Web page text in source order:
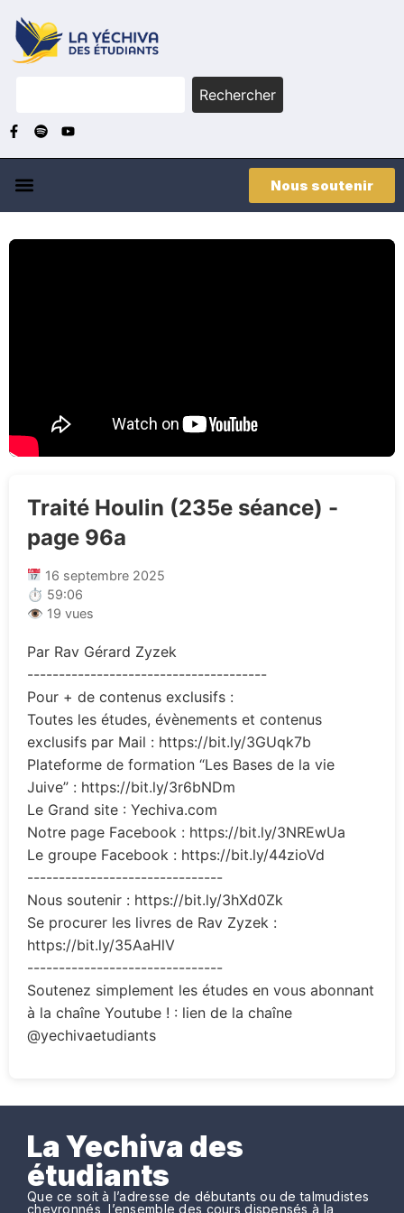
Rechercher
Nous soutenir
Traité Houlin (235e séance) -
page 96a
16 septembre 2025
⏱ 59:06
👁 19 vues
Par Rav Gérard Zyzek
--------------------------------------
Pour + de contenus exclusifs :
Toutes les études, évènements et contenus
exclusifs par Mail : https://bit.ly/3GUqk7b
Plateforme de formation “Les Bases de la vie
Juive” : https://bit.ly/3r6bNDm
Le Grand site : Yechiva.com
Notre page Facebook : https://bit.ly/3NREwUa
Le groupe Facebook : https://bit.ly/44zioVd
-------------------------------
Nous soutenir : https://bit.ly/3hXd0Zk
Se procurer les livres de Rav Zyzek :
https://bit.ly/35AaHlV
-------------------------------
Soutenez simplement les études en vous abonnant
à la chaîne Youtube ! : lien de la chaîne
@yechivaetudiants
La Yechiva des
étudiants
Que ce soit à l’adresse de débutants ou de talmudistes
chevronnés, l’ensemble des cours dispensés à la